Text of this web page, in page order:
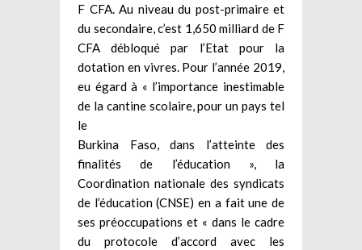
F CFA. Au niveau du post-primaire et
du secondaire, c’est 1,650 milliard de F
CFA débloqué par l’Etat pour la
dotation en vivres. Pour l’année 2019,
eu égard à « l’importance inestimable
de la cantine scolaire, pour un pays tel
le
Burkina Faso, dans l’atteinte des
finalités de l’éducation », la
Coordination nationale des syndicats
de l’éducation (CNSE) en a fait une de
ses préoccupations et « dans le cadre
du protocole d’accord avec les